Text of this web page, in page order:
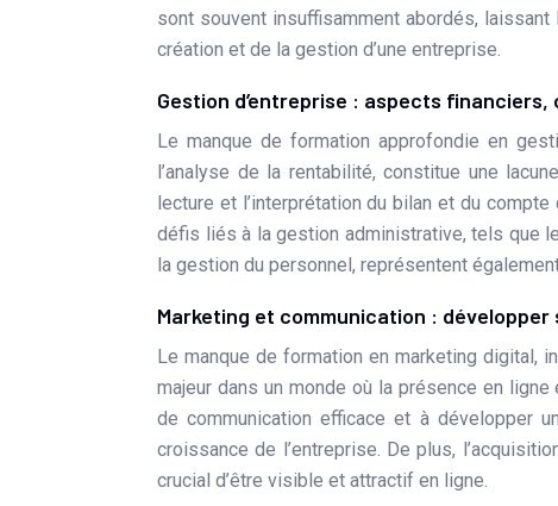
sont souvent insuffisamment abordés,
création et de la gestion d’une entreprise.
Gestion d’entreprise : aspects
Le manque de formation approfondie en
l’analyse de la rentabilité, constitue une
lecture et l’interprétation du bilan et du
défis liés à la gestion administrative, tels que
la gestion du personnel, représentent
Marketing et communication :
Le manque de formation en marketing digital,
majeur dans un monde où la présence en
de communication efficace et à développer
croissance de l’entreprise. De plus,
crucial d’être visible et attractif en ligne.